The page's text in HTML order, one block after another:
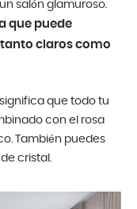
salón glamuroso.
que puede
claros como
que todo tu
con el rosa
También puedes
cristal.